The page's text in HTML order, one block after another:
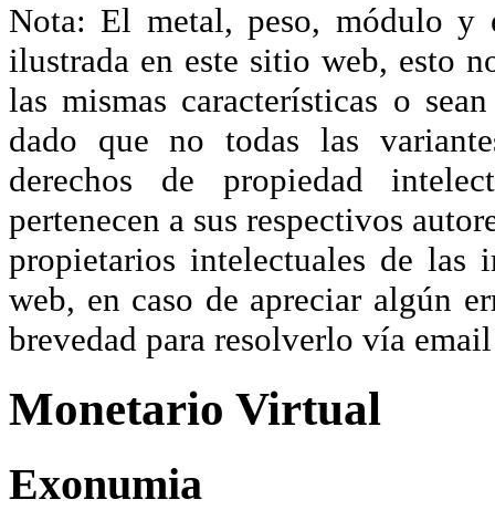
Nota: El metal, peso, módulo y
ilustrada en este sitio web, esto
las mismas características o
dado que no todas las
derechos de propiedad
pertenecen a sus respectivos
propietarios intelectuales de las
web, en caso de apreciar algún
brevedad para resolverlo vía
Monetario Virtual
Exonumia